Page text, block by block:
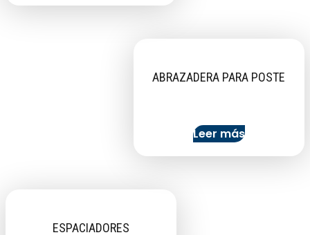
ABRAZADERA PARA POSTE
Leer más
ESPACIADORES